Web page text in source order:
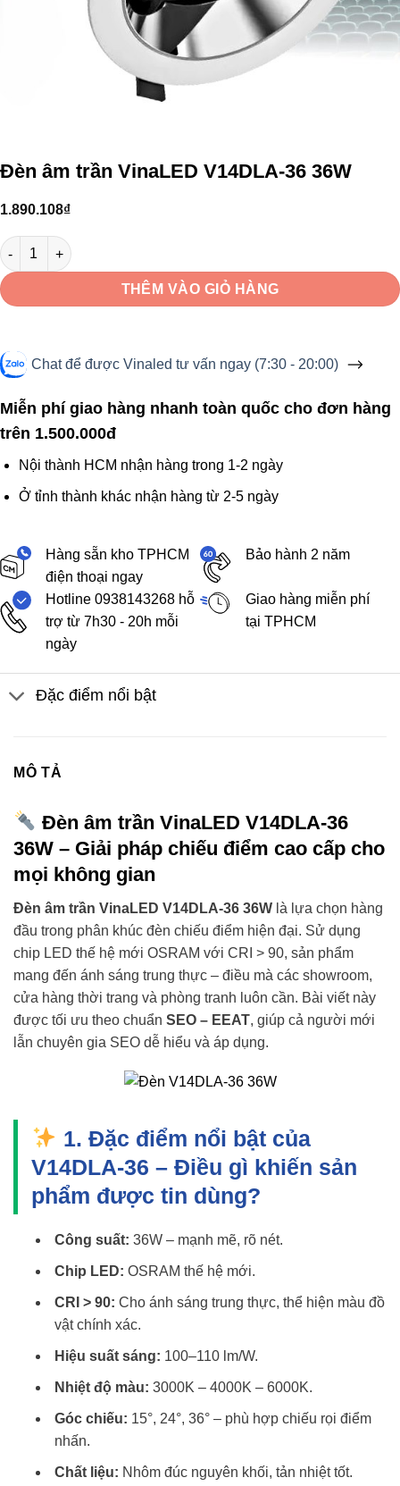
Đèn âm trần VinaLED V14DLA-36 36W
1.890.108₫
Đèn âm trần VinaLED V14DLA-36 36W số lượng
THÊM VÀO GIỎ HÀNG
Chat để được Vinaled tư vấn ngay (7:30 - 20:00)
Miễn phí giao hàng nhanh toàn quốc cho đơn hàng
trên 1.500.000đ
Nội thành HCM nhận hàng trong 1-2 ngày
Ở tỉnh thành khác nhận hàng từ 2-5 ngày
Hàng sẵn kho TPHCM
điện thoại ngay
Bảo hành 2 năm
Hotline 0938143268 hỗ
trợ từ 7h30 - 20h mỗi
ngày
Giao hàng miễn phí
tại TPHCM
Đặc điểm nổi bật
MÔ TẢ
Đèn âm trần VinaLED V14DLA-36
36W – Giải pháp chiếu điểm cao cấp cho
mọi không gian
Đèn âm trần VinaLED V14DLA-36 36W là lựa chọn hàng
đầu trong phân khúc đèn chiếu điểm hiện đại. Sử dụng
chip LED thế hệ mới OSRAM với CRI > 90, sản phẩm
mang đến ánh sáng trung thực – điều mà các showroom,
cửa hàng thời trang và phòng tranh luôn cần. Bài viết này
được tối ưu theo chuẩn SEO – EEAT, giúp cả người mới
lẫn chuyên gia SEO dễ hiểu và áp dụng.
1. Đặc điểm nổi bật của
V14DLA-36 – Điều gì khiến sản
phẩm được tin dùng?
Công suất: 36W – mạnh mẽ, rõ nét.
Chip LED: OSRAM thế hệ mới.
CRI > 90: Cho ánh sáng trung thực, thể hiện màu đồ
vật chính xác.
Hiệu suất sáng: 100–110 lm/W.
Nhiệt độ màu: 3000K – 4000K – 6000K.
Góc chiếu: 15°, 24°, 36° – phù hợp chiếu rọi điểm
nhấn.
Chất liệu: Nhôm đúc nguyên khối, tản nhiệt tốt.